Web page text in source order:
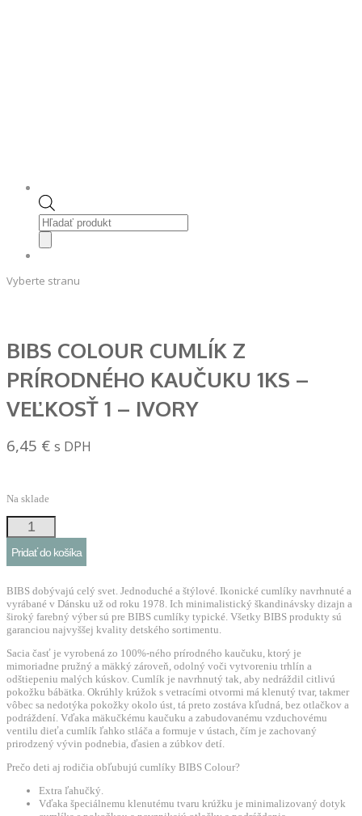
Products
search
Vyberte stranu
BIBS COLOUR CUMLÍK Z
PRÍRODNÉHO KAUČUKU 1KS –
VEĽKOSŤ 1 – IVORY
6,45 € s DPH
Na sklade
množstvo
Colour
z
prírodného
1ks
–
veľkosť
1
Pridať do košíka
BIBS dobývajú celý svet. Jednoduché a štýlové. Ikonické cumlíky navrhnuté a
vyrábané v Dánsku už od roku 1978. Ich minimalistický škandinávsky dizajn a
široký farebný výber sú pre BIBS cumlíky typické. Všetky BIBS produkty sú
garanciou najvyššej kvality detského sortimentu.
Sacia časť je vyrobená zo 100%-ného prírodného kaučuku, ktorý je
mimoriadne pružný a mäkký zároveň, odolný voči vytvoreniu trhlín a
odštiepeniu malých kúskov. Cumlík je navrhnutý tak, aby nedráždil citlivú
pokožku bábätka. Okrúhly krúžok s vetracími otvormi má klenutý tvar, takmer
vôbec sa nedotýka pokožky okolo úst, tá preto zostáva kľudná, bez otlačkov a
podráždení. Vďaka mäkučkému kaučuku a zabudovanému vzduchovému
ventilu dieťa cumlík ľahko stláča a formuje v ústach, čím je zachovaný
prirodzený vývin podnebia, ďasien a zúbkov detí.
Prečo deti aj rodičia obľubujú cumlíky BIBS Colour?
Extra ľahučký.
Vďaka špeciálnemu klenutému tvaru krúžku je minimalizovaný dotyk